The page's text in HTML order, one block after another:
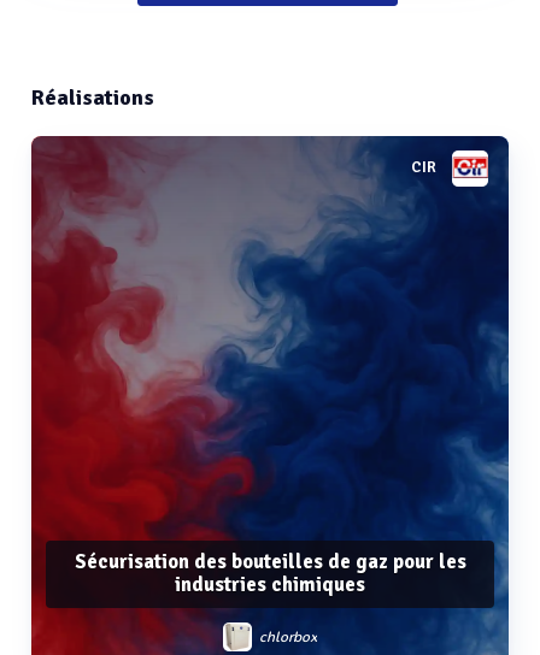
Réalisations
CIR
Sécurisation des bouteilles de gaz pour les
industries chimiques
chlorbox